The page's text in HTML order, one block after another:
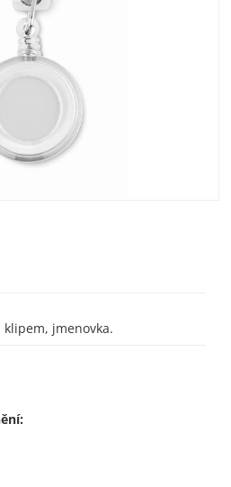
klipem, jmenovka.